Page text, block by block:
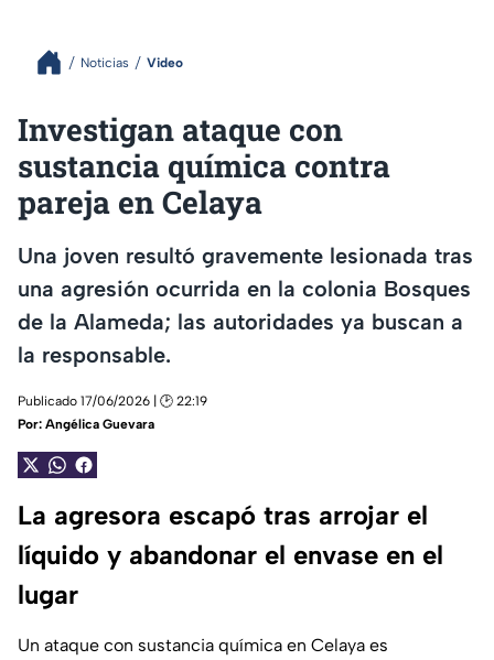
Noticias Video
Investigan ataque con
sustancia química contra
pareja en Celaya
Una joven resultó gravemente lesionada tras
una agresión ocurrida en la colonia Bosques
de la Alameda; las autoridades ya buscan a
la responsable.
Publicado 17/06/2026 | 🕑 22:19
Por: Angélica Guevara
La agresora escapó tras arrojar el
líquido y abandonar el envase en el
lugar
Un ataque con sustancia química en Celaya es